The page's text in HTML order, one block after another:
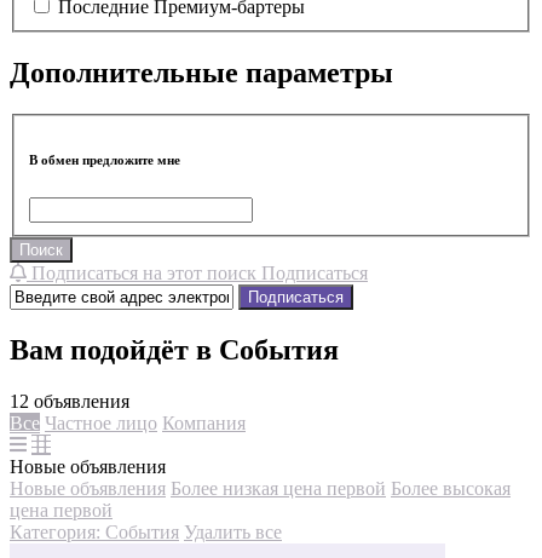
Последние Премиум-бартеры
Дополнительные параметры
В обмен предложите мне
Поиск
Подписаться на этот поиск Подписаться
Подписаться
Вам подойдёт в События
12 объявления
Все Частное лицо Компания
Новые объявления
Новые объявления Более низкая цена первой Более высокая
цена первой
Категория: События Удалить все